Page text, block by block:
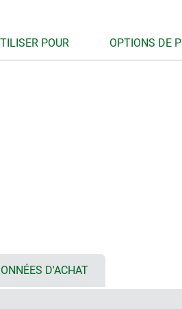
POUR OPTIONS DE
D'ACHAT